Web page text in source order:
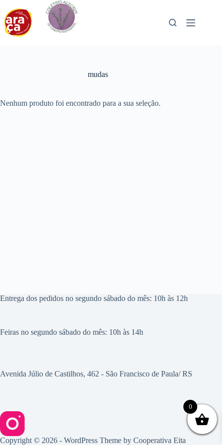
para
conteúdo
mudas
Nenhum produto foi encontrado para a sua seleção.
Entrega dos pedidos no segundo sábado do mês: 10h às 12h
Feiras no segundo sábado do mês: 10h às 14h
Avenida Júlio de Castilhos, 462 - São Francisco de Paula/ RS
Copyright © 2026 - WordPress Theme by Cooperativa Eita
0